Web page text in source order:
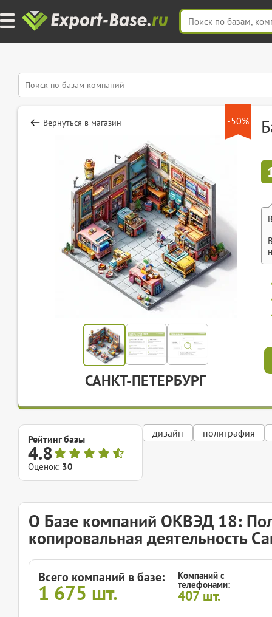
-50%
Вернуться в магазин
САНКТ-ПЕТЕРБУРГ
Рейтинг базы
4.8
Оценок: 30
дизайн полиграфия
О Базе компаний ОКВЭД 18:
копировальная деятельность
Всего компаний в базе:
1 675 шт.
Компаний с
телефонами:
407 шт.